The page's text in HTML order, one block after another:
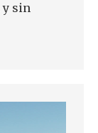
y sin